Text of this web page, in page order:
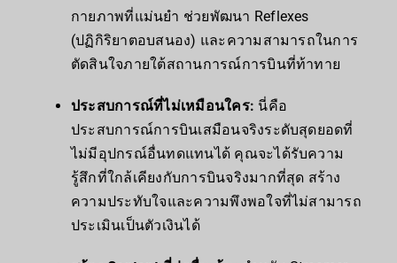
กายภาพที่แม่นยำ ช่วยพัฒนา Reflexes
(ปฏิกิริยาตอบสนอง) และความสามารถในการ
ตัดสินใจภายใต้สถานการณ์การบินที่ท้าทาย
ประสบการณ์ที่ไม่เหมือนใคร: นี่คือ
ประสบการณ์การบินเสมือนจริงระดับสุดยอดที่
ไม่มีอุปกรณ์อื่นทดแทนได้ คุณจะได้รับความ
รู้สึกที่ใกล้เคียงกับการบินจริงมากที่สุด สร้าง
ความประทับใจและความพึงพอใจที่ไม่สามารถ
ประเมินเป็นตัวเงินได้